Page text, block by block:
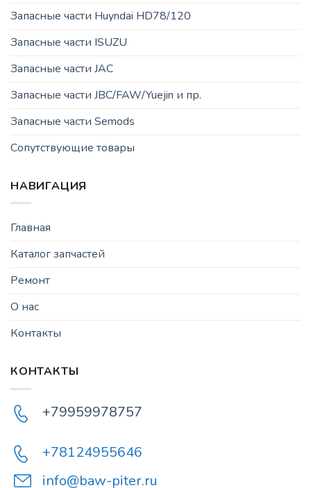
Запасные части Huyndai HD78/120
Запасные части ISUZU
Запасные части JAC
Запасные части JBC/FAW/Yuejin и пр.
Запасные части Semods
Сопутствующие товары
НАВИГАЦИЯ
Главная
Каталог запчастей
Ремонт
О нас
Контакты
КОНТАКТЫ
+79959978757
+78124955646
info@baw-piter.ru